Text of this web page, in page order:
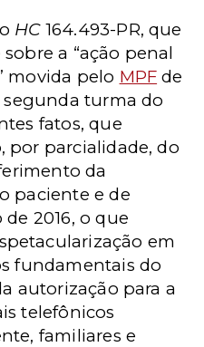
HC164.493-PR, que
a “ação penal
movida pelo MPF de
turma do
fatos, que
por parcialidade, do
da
paciente e de
2016, o que
em
fundamentais do
autorização para a
telefônicos
familiares e